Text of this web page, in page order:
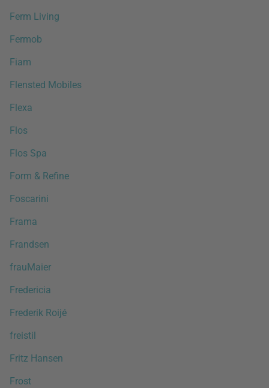
Ferm Living
Fermob
Fiam
Flensted Mobiles
Flexa
Flos
Flos Spa
Form & Refine
Foscarini
Frama
Frandsen
frauMaier
Fredericia
Frederik Roijé
freistil
Fritz Hansen
Frost